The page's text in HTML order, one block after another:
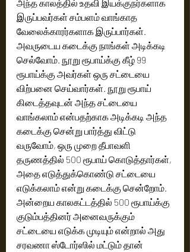
அந்த காலத்தில் உதவி இயக்குந‌ர்களாக
இருப்பவர்கள் சம்பளம் வாங்காத
வேலைக்காரர்களாக இருப்பார்கள்.
அவருடைய கடைக்கு நாங்கள் அடிக்கடி
செல்வோம். நூறு ரூபாய்க்கு கீழ் 99
ரூபாய்க்கு அவர்கள் ஒரு சட்டையை
விற்பனை செய்வார்கள். நூறு ரூபாய்
கிடைத்தவுடன் அந்த சட்டையை
வாங்கலாம் என்பதற்காக அடிக்கடி அந்த
கடைக்கு சென்று பார்த்து விட்டு
வருவோம், ஒரு முறை தீபாவளி
தருணத்தில் 500 ரூபாய் கொடுத்தார்கள்,
அதை எடுத்துக்கொண்டு சட்டையை
எடுக்கலாம் என்று கடைக்கு சென்றோம்.
அன்றைய காலகட்டத்தில் 500 ரூபாய்க்கு
குடும்பத்தினர் அனைவருக்கும்
சட்டையை எடுக்க முடியும் என்றால் அது
சரவணா ஸ்டோர்ஸில் மட்டும் தான்